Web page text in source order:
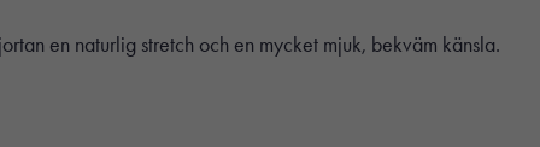
en naturlig stretch och en mycket mjuk, bekväm känsla.